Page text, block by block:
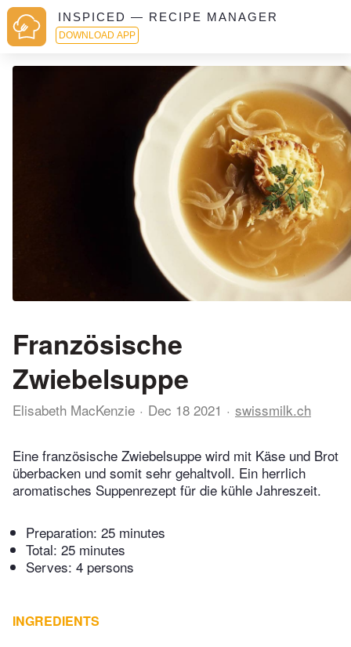
INSPICED — RECIPE MANAGER
DOWNLOAD APP
Französische
Zwiebelsuppe
Elisabeth MacKenzie Dec 18 2021 swissmilk.ch
Eine französische Zwiebelsuppe wird mit Käse und Brot
überbacken und somit sehr gehaltvoll. Ein herrlich
aromatisches Suppenrezept für die kühle Jahreszeit.
Preparation: 25 minutes
Total: 25 minutes
Serves: 4 persons
INGREDIENTS